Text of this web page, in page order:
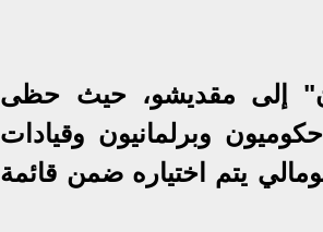
إلى مقديشو، حيث حظى
وبرلمانيون وقيادات
يتم اختياره ضمن قائمة